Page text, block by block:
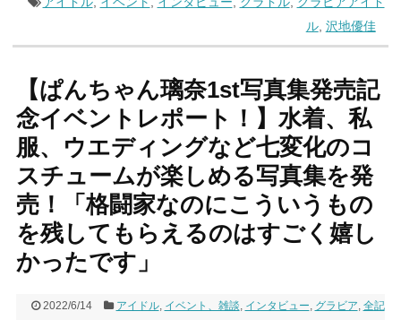
ル, 沢地優佳
【ぱんちゃん璃奈1st写真集発売記
念イベントレポート！】水着、私
服、ウエディングなど七変化のコ
スチュームが楽しめる写真集を発
売！「格闘家なのにこういうもの
を残してもらえるのはすごく嬉し
かったです」
2022/6/14 アイドル, イベント、雑談, インタビュー, グラビア, 全記